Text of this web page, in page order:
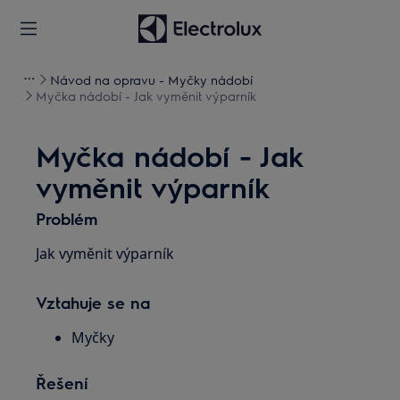
Návod na opravu - Myčky nádobí
Myčka nádobí - Jak vyměnit výparník
Myčka nádobí - Jak
vyměnit výparník
Problém
Jak vyměnit výparník
Vztahuje se na
Myčky
Řešení